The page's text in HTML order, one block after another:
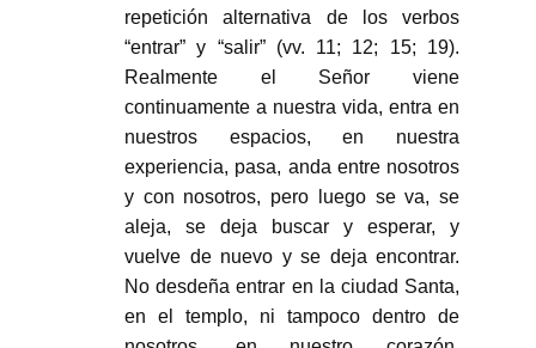
repetición alternativa de los verbos
“entrar” y “salir” (vv. 11; 12; 15; 19).
Realmente el Señor viene
continuamente a nuestra vida, entra en
nuestros espacios, en nuestra
experiencia, pasa, anda entre nosotros
y con nosotros, pero luego se va, se
aleja, se deja buscar y esperar, y
vuelve de nuevo y se deja encontrar.
No desdeña entrar en la ciudad Santa,
en el templo, ni tampoco dentro de